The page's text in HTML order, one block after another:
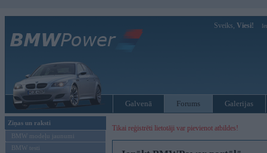
Sveiks, Viesi!
Galvenā Forums Galerijas
Ziņas un raksti
BMW modeļu jaunumi
BMW testi
Tikai reģistrēti lietotāji var pievienot atbildes!